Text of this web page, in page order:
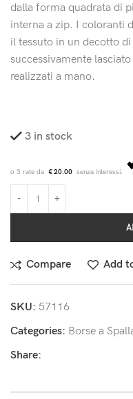
dalla forma quadrata di
interna a zip. I coloranti
il tessuto in un decotto
successivamente
realizzati a mano.
3 in stock
€ 20.00
Compare Add
SKU: 57116
Categories: Borse a
Share: